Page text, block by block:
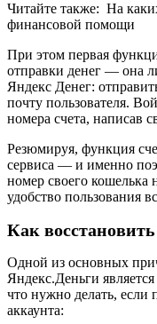
Читайте также: На
финансовой помощи
При этом первая
отправки денег — она
Яндекс Денег:
почту пользователя.
номера счета, написав
Резюмируя, функция
сервиса — и именно
номер своего кошелька
удобство пользования
Как
Одной из основных
Яндекс.Деньги
что нужно делать, если
аккаунта: